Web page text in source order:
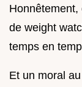
de weight
temps en
Et un moral